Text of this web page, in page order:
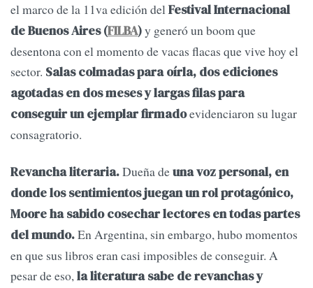
el marco de la 11va edición delFestival Internacional
de Buenos Aires (FILBA)y generó un boom que
desentona con el momento de vacas flacas que vive hoy el
sector. Salas colmadas para oírla, dos ediciones
agotadas en dos mesesy largas filas para
conseguir un ejemplar firmadoevidenciaron su lugar
consagratorio.
Revancha literaria.Dueña deuna voz personal, en
donde los sentimientos juegan un rol protagónico,
Moore ha sabido cosechar lectores en todas partes
del mundo.En Argentina, sin embargo, hubo momentos
en que sus libros eran casi imposibles de conseguir. A
pesar de eso,la literatura sabe de revanchas y